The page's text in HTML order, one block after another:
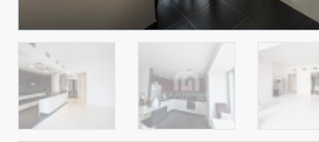
رقم الوسيط
أتصل الأن